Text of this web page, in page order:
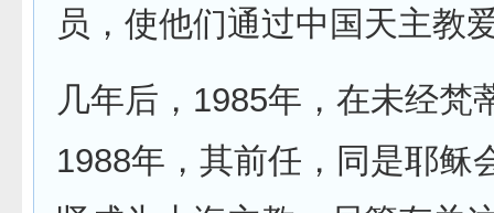
员，使他们通过中国天主教
几年后，1985年，在未经
1988年，其前任，同是耶稣